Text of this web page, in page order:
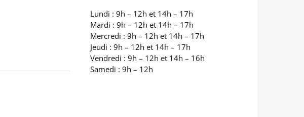
Lundi : 9h – 12h et 14h – 17h
Mardi : 9h – 12h et 14h – 17h
Mercredi : 9h – 12h et 14h – 17h
Jeudi : 9h – 12h et 14h – 17h
Vendredi : 9h – 12h et 14h – 16h
Samedi : 9h – 12h